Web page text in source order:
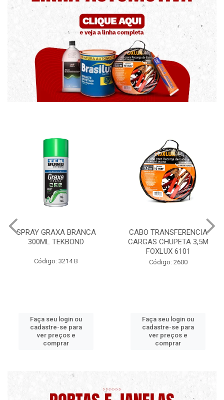
CABO TRANSFERENCIA
CARGAS CHUPETA 3,5M
Código: 2600
Faça seu login ou
cadastre-se para
ver preços e
comprar
CHAVE DE RODA TIPO CRUZ
17X19X21X23 FOX 4513
Código: 2628
Faça seu login ou
cadastre-se para
ver preços e
comprar